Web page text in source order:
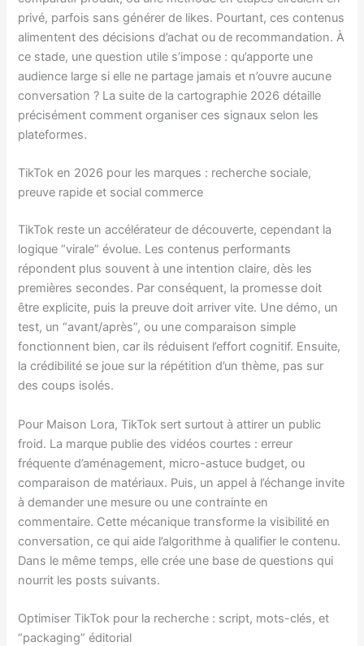
privé, parfois sans générer de likes. Pourtant, ces contenus
alimentent des décisions d’achat ou de recommandation. À
ce stade, une question utile s’impose : qu’apporte une
audience large si elle ne partage jamais et n’ouvre aucune
conversation ? La suite de la cartographie 2026 détaille
précisément comment organiser ces signaux selon les
plateformes.
TikTok en 2026 pour les marques : recherche sociale,
preuve rapide et social commerce
TikTok reste un accélérateur de découverte, cependant la
logique “virale” évolue. Les contenus performants
répondent plus souvent à une intention claire, dès les
premières secondes. Par conséquent, la promesse doit
être explicite, puis la preuve doit arriver vite. Une démo, un
test, un “avant/après”, ou une comparaison simple
fonctionnent bien, car ils réduisent l’effort cognitif. Ensuite,
la crédibilité se joue sur la répétition d’un thème, pas sur
des coups isolés.
Pour Maison Lora, TikTok sert surtout à attirer un public
froid. La marque publie des vidéos courtes : erreur
fréquente d’aménagement, micro-astuce budget, ou
comparaison de matériaux. Puis, un appel à l’échange invite
à demander une mesure ou une contrainte en
commentaire. Cette mécanique transforme la visibilité en
conversation, ce qui aide l’algorithme à qualifier le contenu.
Dans le même temps, elle crée une base de questions qui
nourrit les posts suivants.
Optimiser TikTok pour la recherche : script, mots-clés, et
“packaging” éditorial